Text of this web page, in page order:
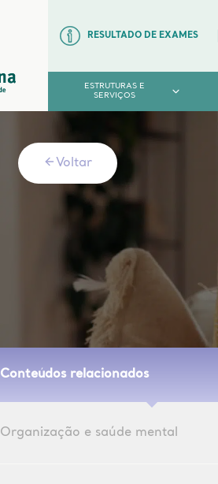
RESULTADO DE EXAMES
ESTRUTURAS E
SERVIÇOS
Voltar
Conteúdos relacionados
Organização e saúde mental